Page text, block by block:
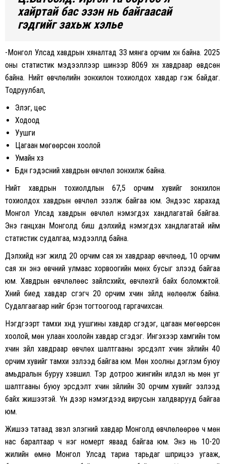
хайртай бас эзэн нь байгаасай
гэдгийг захьж хэлье
-Монгол Улсад хавдрын хяналтад 33 мянга орчим хүн байна. 2025
оны статистик мэдээллээр шинээр 8069 хүн хавдраар өвдсөн
байна. Нийт өвчлөлийн зонхилон тохиолдох хавдар гэж байдаг.
Тодруулбал,
Элэг, цөс
Ходоод
Уушги
Цагаан мөгөөрсөн хоолой
Умайн хүзүү
Бүдүүн гэдэсний хавдрын өвчлөл зонхилж байна.
Нийт хавдрын тохиолдлын 67,5 орчим хувийг зонхилон
тохиолдох хавдрын өвчлөл эзэлж байгаа юм. Эндээс харахад
Монгол Улсад хавдрын өвчлөл нэмэгдэх хандлагатай байгаа.
Энэ ганцхан Монголд биш дэлхийд нэмэгдэх хандлагатай ийм
статистик судалгаа, мэдээллүүд байна.
Дэлхийд нэг жилд 20 орчим сая хүн хавдраар өвчлөөд, 10 орчим
сая хүн энэ өвчний улмаас хорвоогийн мөнх бусыг үзүүлээд байгаа
юм. Хавдрын өвчлөлөөс зайлсхийх, өвчлөхгүй байх боломжтой.
Хүний биед хавдар үүсгэгч 20 орчим хүчин зүйлүүд нөлөөлж байна.
Судалгаагаар үүнийг бүрэн тогтоогоод гаргачихсан.
Нэгдүгээрт тамхи хүнд уушгины хавдар үүсгэдэг, цагаан мөгөөрсөн
хоолой, мөн улаан хоолойн хавдар үүсгэдэг. Ингэхээр хамгийн том
хүчин зүйл хавдраар өвчлөх шалтгааны эрсдэлт хүчин зүйлийн 40
орчим хувийг тамхи эзлээд байгаа юм. Мөн хоолны дэглэм буюу
амьдралын буруу хэвшил. Тэр дотроо жингийн илүүдэл нь мөн уг
шалтгааны буюу эрсдэлт хүчин зүйлийн 30 орчим хувийг эзлээд
байх жишээтэй. Үүн дээр нэмэгдээд вирусын халдварууд байгаа
юм.
Жишээ татаад үзвэл элэгний хавдар Монголд өвчлөлөөрөө ч мөн
нас баралтаар ч нэг номерт яваад байгаа юм. Энэ нь 10-20
жилийн өмнө Монгол Улсад тариа тарьдаг шприцээ угааж,